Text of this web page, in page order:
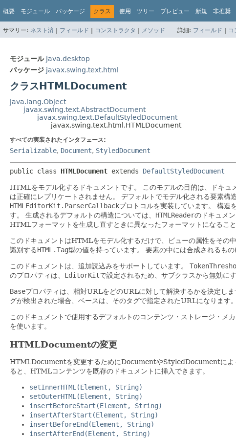
概要 モジュール パッケージ クラス 使用 ツリー プレビュー 新規 非推奨
サマリー: ネスト済 | フィールド | コンストラクタ | メソッド 詳細: フィールド | コ
モジュール java.desktop
パッケージ javax.swing.text.html
クラスHTMLDocument
java.lang.Object
javax.swing.text.AbstractDocument
javax.swing.text.DefaultStyledDocument
javax.swing.text.html.HTMLDocument
すべての実装されたインタフェース:
Serializable, Document, StyledDocument
public class HTMLDocument extends DefaultStyledDocument
HTMLをモデル化するドキュメントです。 このモデルの目的は、ドキュ
は正確にレプリケートされません。
デフォルトでモデル化される要素構造
HTMLEditorKit.ParserCallbackプロトコルを実装しています。 構造
す。
生成されるデフォルトの構造については、 HTMLReaderのドキュメ
HTMLフォーマットを生成し直すときに異なったフォーマットになること
このドキュメントはHTMLをモデル化するだけで、ビューの属性をその
識別するHTML.Tag型の値を持っています。 要素の中には合成されるもの
このドキュメントは、追加読込みをサポートしています。
のプロパティは、 EditorKitで設定されるため、サブクラスから無効に
Baseプロパティは、相対URLをどのURLに対して解決するかを決定しま
グが検出された場合、ベースは、そのタグで指定されたURLになります。
このドキュメントで使用するデフォルトのコンテンツ・ストレージ・メ
を使います。
HTMLDocumentの変更
HTMLDocumentを変更するためにDocumentやStyledDocumentによ
ると、HTMLコンテンツを既存のドキュメントに挿入できます。
setInnerHTML(Element, String)
setOuterHTML(Element, String)
insertBeforeStart(Element, String)
insertAfterStart(Element, String)
insertBeforeEnd(Element, String)
insertAfterEnd(Element, String)